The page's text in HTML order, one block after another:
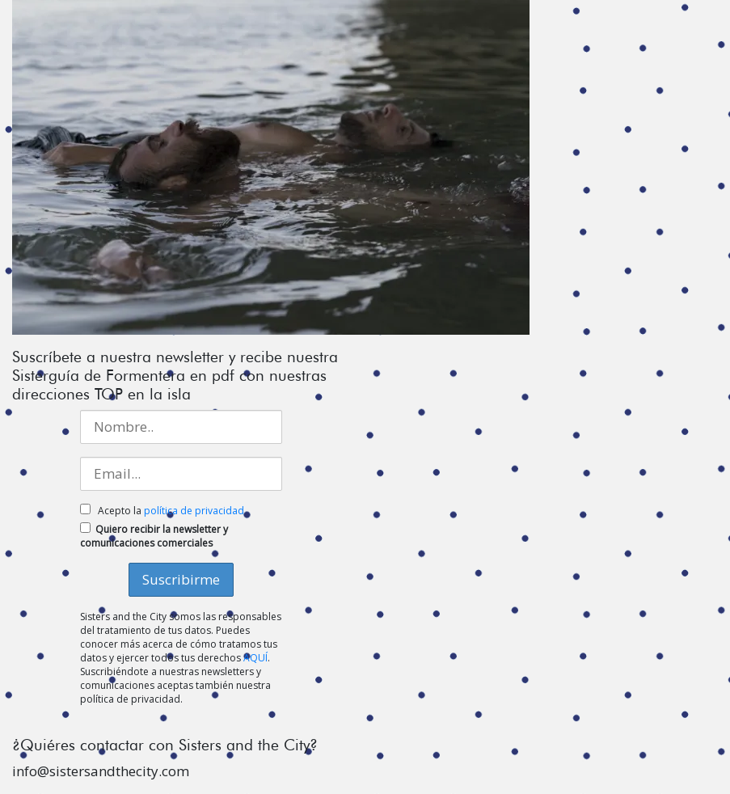
Suscríbete a nuestra newsletter y recibe nuestra
Sisterguía de Formentera en pdf con nuestras
direcciones TOP en la isla
Acepto la política de privacidad
Quiero recibir la newsletter y
comunicaciones comerciales
Sisters and the City somos las responsables
del tratamiento de tus datos. Puedes
conocer más acerca de cómo tratamos tus
datos y ejercer todos tus derechosAQUÍ.
Suscribiéndote a nuestras newsletters y
comunicaciones aceptas también nuestra
política de privacidad.
¿Quiéres contactar con Sisters and the City?
info@sistersandthecity.com